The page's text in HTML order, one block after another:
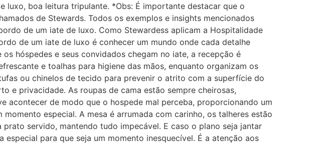
boa leitura tripulante. *Obs: É importante destacar que o
de Stewards. Todos os exemplos e insights mencionados
de um iate de luxo. Como Stewardess aplicam a Hospitalidade
de um iate de luxo é conhecer um mundo onde cada detalhe
hóspedes e seus convidados chegam no iate, a recepção é
e toalhas para higiene das mãos, enquanto organizam os
ou chinelos de tecido para prevenir o atrito com a superfície do
e privacidade. As roupas de cama estão sempre cheirosas,
acontecer de modo que o hospede mal perceba, proporcionando um
especial. A mesa é arrumada com carinho, os talheres estão
servido, mantendo tudo impecável. E caso o plano seja jantar
para que seja um momento inesquecível. É a atenção aos